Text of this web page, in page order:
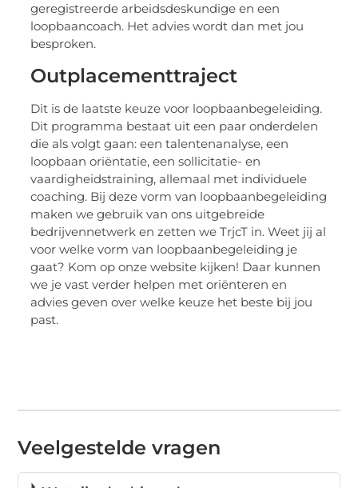
geregistreerde arbeidsdeskundige en een
loopbaancoach. Het advies wordt dan met jou
besproken.
Outplacementtraject
Dit is de laatste keuze voor loopbaanbegeleiding.
Dit programma bestaat uit een paar onderdelen
die als volgt gaan: een talentenanalyse, een
loopbaan oriëntatie, een sollicitatie- en
vaardigheidstraining, allemaal met individuele
coaching. Bij deze vorm van loopbaanbegeleiding
maken we gebruik van ons uitgebreide
bedrijvennetwerk en zetten we TrjcT in. Weet jij al
voor welke vorm van loopbaanbegeleiding je
gaat? Kom op onze website kijken! Daar kunnen
we je vast verder helpen met oriënteren en
advies geven over welke keuze het beste bij jou
past.
Veelgestelde vragen